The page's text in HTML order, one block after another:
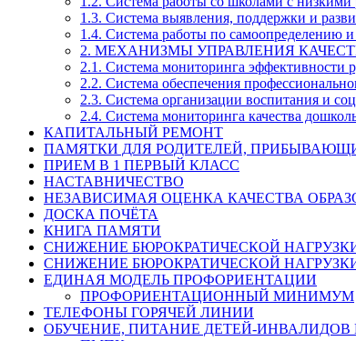
1.3. Система выявления, поддержки и
1.4. Система работы по самоопределению
2. МЕХАНИЗМЫ УПРАВЛЕНИЯ
2.1. Система мониторинга эффективности
2.2. Система обеспечения
2.3. Система организации воспитания и
2.4. Система мониторинга качества
КАПИТАЛЬНЫЙ РЕМОНТ
ПАМЯТКИ ДЛЯ РОДИТЕЛЕЙ,
ПРИЕМ В 1 ПЕРВЫЙ КЛАСС
НАСТАВНИЧЕСТВО
НЕЗАВИСИМАЯ ОЦЕНКА КАЧЕСТВА
ДОСКА ПОЧЁТА
КНИГА ПАМЯТИ
СНИЖЕНИЕ БЮРОКРАТИЧЕСКОЙ
СНИЖЕНИЕ БЮРОКРАТИЧЕСКОЙ
ЕДИНАЯ МОДЕЛЬ ПРОФОРИЕНТАЦИИ
ПРОФОРИЕНТАЦИОННЫЙ МИНИМУМ
ТЕЛЕФОНЫ ГОРЯЧЕЙ ЛИНИИ
ОБУЧЕНИЕ, ПИТАНИЕ ДЕТЕЙ-ИНВАЛИДОВ